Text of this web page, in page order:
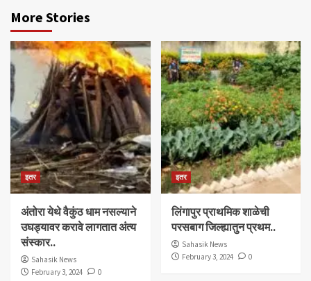
More Stories
इतर
अंतोरा येथे वैकुंठ धाम नसल्याने
उघड्यावर करावे लागतात अंत्य
संस्कार..
Sahasik News
February 3, 2024
0
इतर
लिंगापुर प्राथमिक शाळेची
परसबाग जिल्ह्यातुन प्रथम..
Sahasik News
February 3, 2024
0